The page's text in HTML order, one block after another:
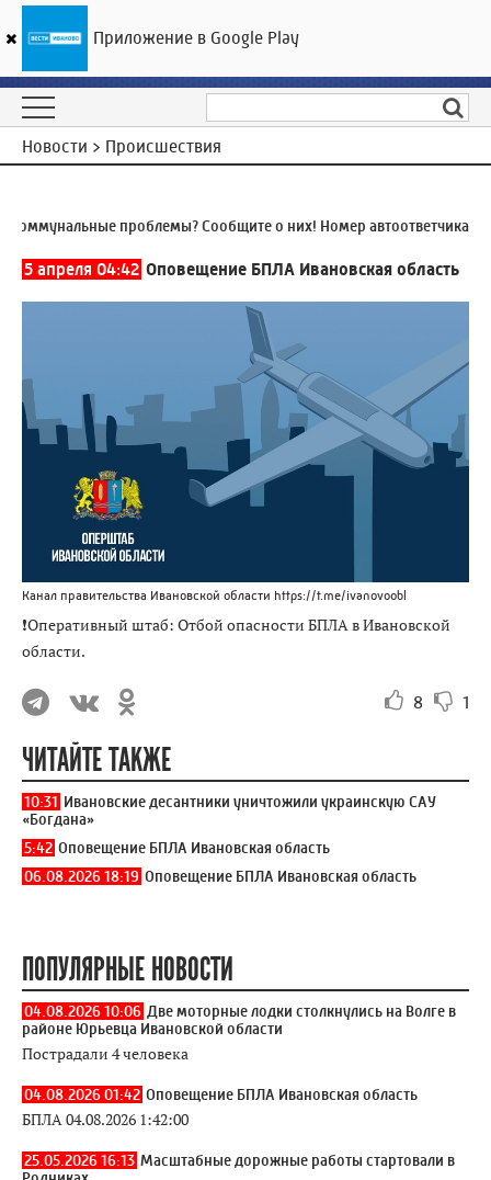
ГТРК «Ивтелерадио»
Новости > Происшествия
проблемы? Сообщите о них! Номер автоответчика:8
5 апреля 04:42 Оповещение БПЛА Ивановская область
Канал правительства Ивановской области https://t.me/ivanovoobl
❗Оперативный штаб: Отбой опасности БПЛА в Ивановской
области.
8 1
ЧИТАЙТЕ ТАКЖЕ
10:31 Ивановские десантники уничтожили украинскую САУ
«Богдана»
5:42 Оповещение БПЛА Ивановская область
06.08.2026 18:19 Оповещение БПЛА Ивановская область
ПОПУЛЯРНЫЕ НОВОСТИ
04.08.2026 10:06 Две моторные лодки столкнулись на Волге в
районе Юрьевца Ивановской области
Пострадали 4 человека
04.08.2026 01:42 Оповещение БПЛА Ивановская область
БПЛА 04.08.2026 1:42:00
25.05.2026 16:13 Масштабные дорожные работы стартовали в
Приложение в Google Play